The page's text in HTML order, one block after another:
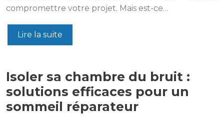
compromettre votre projet. Mais est-ce…
Lire la suite
Isoler sa chambre du bruit :
solutions efficaces pour un
sommeil réparateur